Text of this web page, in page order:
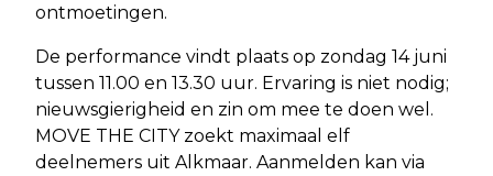
ontmoetingen.
De performance vindt plaats op zondag 14 juni
tussen 11.00 en 13.30 uur. Ervaring is niet nodig;
nieuwsgierigheid en zin om mee te doen wel.
MOVE THE CITY zoekt maximaal elf
deelnemers uit Alkmaar. Aanmelden kan via